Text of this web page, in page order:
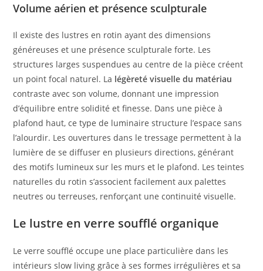
Volume aérien et présence sculpturale
Il existe des lustres en rotin ayant des dimensions
généreuses et une présence sculpturale forte. Les
structures larges suspendues au centre de la pièce créent
un point focal naturel. La légèreté visuelle du matériau
contraste avec son volume, donnant une impression
d’équilibre entre solidité et finesse. Dans une pièce à
plafond haut, ce type de luminaire structure l’espace sans
l’alourdir. Les ouvertures dans le tressage permettent à la
lumière de se diffuser en plusieurs directions, générant
des motifs lumineux sur les murs et le plafond. Les teintes
naturelles du rotin s’associent facilement aux palettes
neutres ou terreuses, renforçant une continuité visuelle.
Le lustre en verre soufflé organique
Le verre soufflé occupe une place particulière dans les
intérieurs slow living grâce à ses formes irrégulières et sa